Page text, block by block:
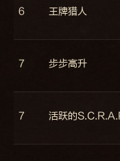
6 王牌猎人
7 步步高升
7 活跃的